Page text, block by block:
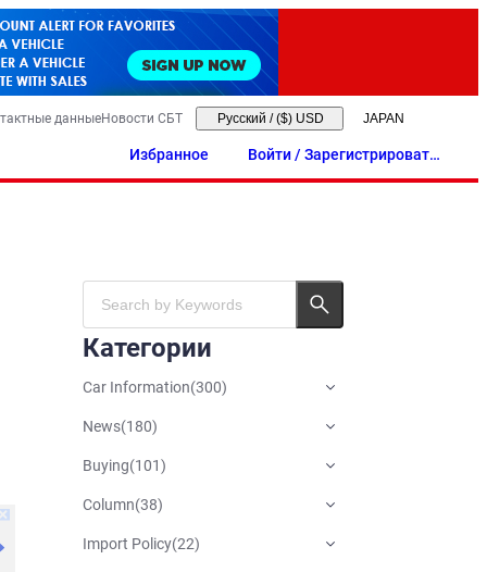
данныеНовости СБТ Русский / ($) USD
Избранное
Войти / Зарегистрировать
ся
Категории
Car Information(300)
News(180)
Buying(101)
Column(38)
Import Policy(22)